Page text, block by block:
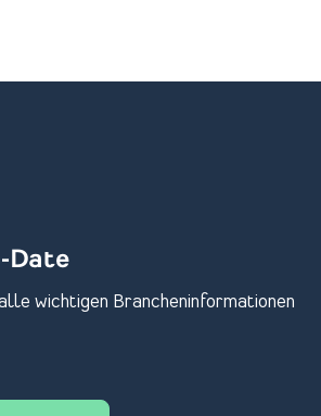
Date
wichtigen Brancheninformationen